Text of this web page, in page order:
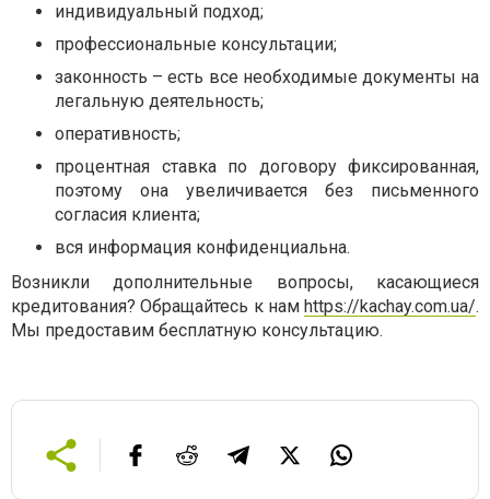
индивидуальный подход;
профессиональные консультации;
законность – есть все необходимые документы на
легальную деятельность;
оперативность;
процентная ставка по договору фиксированная,
поэтому она увеличивается без письменного
согласия клиента;
вся информация конфиденциальна.
Возникли дополнительные вопросы, касающиеся
кредитования? Обращайтесь к нам https://kachay.com.ua/.
Мы предоставим бесплатную консультацию.